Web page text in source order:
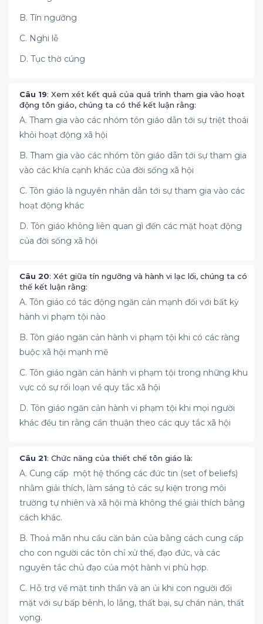
B. Tín ngưỡng
C. Nghi lễ
D. Tục thờ cúng
Câu 19: Xem xét kết quả của quá trình tham gia vào hoạt
động tôn giáo, chúng ta có thể kết luận rằng:
A. Tham gia vào các nhóm tôn giáo dẫn tới sự triệt thoái
khỏi hoạt động xã hội
B. Tham gia vào các nhóm tôn giáo dẫn tới sự tham gia
vào các khía cạnh khác của đời sống xã hội
C. Tôn giáo là nguyên nhân dẫn tới sự tham gia vào các
hoạt động khác
D. Tôn giáo không liên quan gì đến các mặt hoạt động
của đời sống xã hội
Câu 20: Xét giữa tín ngưỡng và hành vi lạc lối, chúng ta có
thế kết luận rằng:
A. Tôn giáo có tác động ngăn cản mạnh đối với bất kỳ
hành vi phạm tội nào
B. Tôn giáo ngăn cản hành vi phạm tội khi có các ràng
buộc xã hội mạnh mẽ
C. Tôn giáo ngăn cản hành vi phạm tội trong những khu
vực có sự rối loạn về quy tắc xã hội
D. Tôn giáo ngăn cản hành vi phạm tội khi mọi người
khác đều tin rằng cần thuận theo các quy tắc xã hội
Câu 21: Chức năng của thiết chế tôn giáo là:
A. Cung cấp một hệ thống các đức tin (set of beliefs)
nhằm giải thích, làm sáng tỏ các sự kiện trong môi
trường tự nhiên và xã hội mà không thể giải thích bằng
cách khác.
B. Thoả mãn nhu cầu căn bản của bằng cách cung cấp
cho con người các tôn chỉ xử thế, đạo đức, và các
nguyên tắc chủ đạo của một hành vi phù hợp.
C. Hỗ trợ về mặt tinh thần và an ủi khi con người đối
mặt với sự bấp bênh, lo lắng, thất bại, sự chán nản, thất
vọng.